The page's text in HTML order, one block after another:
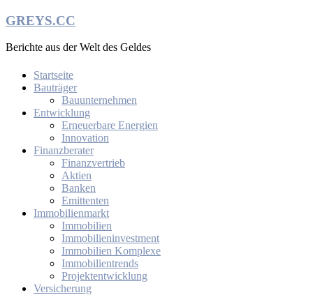
Zum
springen
GREYS.CC
Berichte aus der Welt des Geldes
Startseite
Bauträger
Bauunternehmen
Entwicklung
Erneuerbare Energien
Innovation
Finanzberater
Finanzvertrieb
Aktien
Banken
Emittenten
Immobilienmarkt
Immobilien
Immobilieninvestment
Immobilien Komplexe
Immobilientrends
Projektentwicklung
Versicherung